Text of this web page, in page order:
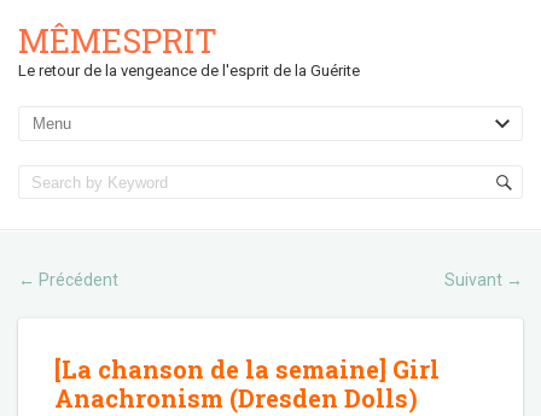
MÊMESPRIT
Le retour de la vengeance de l'esprit de la Guérite
← Précédent Suivant →
[La chanson de la semaine] Girl
Anachronism (Dresden Dolls)